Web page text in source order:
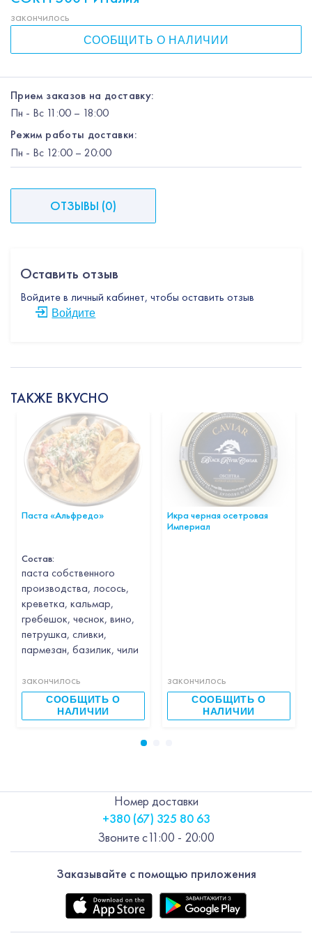
закончилось
СООБЩИТЬ О НАЛИЧИИ
Прием заказов на доставку:
Пн - Вс 11:00 – 18:00
Режим работы доставки:
Пн - Вс 12:00 – 20:00
ОТЗЫВЫ (0)
Оставить отзыв
Войдите в личный кабинет, чтобы оставить отзыв
Войдите
ТАКЖЕ ВКУСНО
Паста «Альфредо»
Состав:
паста собственного
производства, лосось,
креветка, кальмар,
гребешок, чеснок, вино,
петрушка, сливки,
пармезан, базилик, чили
закончилось
СООБЩИТЬ О
НАЛИЧИИ
Икра черная осетровая
Империал
закончилось
СООБЩИТЬ О
НАЛИЧИИ
Заказывайте с помощью приложения
Номер доставки
+380 (67) 325 80 63
Звоните с11:00 - 20:00